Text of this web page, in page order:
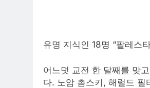
유명 지식인 18명 “팔레스
어느덧 교전 한 달째를 맞
다. 노암 촘스키, 해럴드 필